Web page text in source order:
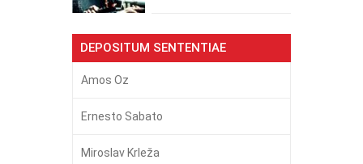
DEPOSITUM SENTENTIAE
Amos Oz
Ernesto Sabato
Miroslav Krleža